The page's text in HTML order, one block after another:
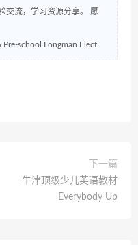
交流，学习资源分享。 愿
school Longman Elect
下一篇
牛津顶级少儿英语教材
Everybody Up